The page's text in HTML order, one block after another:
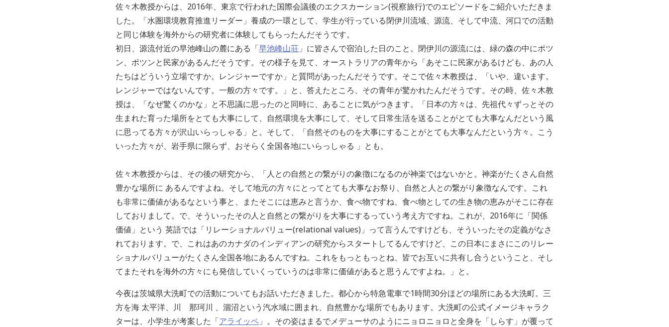
佐々木教授からは、2016年、東京で行われた国際会議後のエクスカーション(視察旅行)でのエピソードをご紹介いただきま
した。「水圏環境教育推進リーダー」養成の一環として、学生が行っている閉伊川流域、源流、そして中流、河口での活動
と同じ体験を海外からの研究者に体験してもらったんだそうです。
初日、源流付近の早池峰山の麓にある「早池峰山荘 」に皆さんで宿泊した日のこと。閉伊川の源流には、緑の森の中にポツ
ン、ポツンと民家があるんだそうです。その様子を見て、オーストラリアの青年から「あそこに民家があるけども、あの人
たちはどういう立場ですか。レンジャーですか」と質問があったんだそうです。そこで佐々木教授は、「いや、違います。
レンジャーではないんです。一般の方々です。」と、答えたところ、その青年が驚かれたんだそうです。その時、佐々木教
授は、「なぜ驚くのかな」と不思議に思ったのと同時に、あることに気がつきます。「日本の方々は、先祖代々ずっとその
生まれた育った場所をとても大事にして、自然環境を大事にして、そして日常生活を送ることがとても大事なんだという風
に思ってる方々が沢山いらっしゃる」と。そして、「自然そのものを大事にすることがとても大事なんだという方々。こう
いった方々が、岩手県に限らず、おそらく全国各地にいらっしゃる 」とも。
佐々木教授からは、その後の研究から、「人との自然との繋がりの象徴になるのが神楽ではないかと。神楽がたくさん自然
豊かな場所に あるんですよね。そして地元の方々にとってとても大事なお祭り、自然と人との繋がり象徴なんです。これ
も非常に価値があるなという事と、またそこには恵みと言うか、食べ物ですね、食べ物としての生き物の恵みがそこに存在
しておりまして。で、そういったその人と自然との繋がりを大事にするっていう考え方ですね。これが、2016年に「関係
価値」という 英語では「リレーショナルバリュー(relational values)」って言うんですけども、そういったその定義がなさ
れております。で、これはあのカナダのインディアンの研究からスタートしてるんですけど、この日本にまさにこのリレー
ショナルバリューがたくさん全国各地にあるんですね。これをもっともっとね、皆でお互いに共有し合うということ、そし
てまたそれを海外の方々にも発信していくっていうのは非常に価値があると思うんですよね。」と。
今夜は茨城県大洗町での活動についてもお話いただきました。都心から特急電車で1時間30分ほどの場所にある大洗町。三
方を海 太平洋、川 那珂川 、涸沼という汽水域に囲まれ、自然豊かな場所でもあります。大洗町の公式イメージキャラク
ターは、小学生が考案した「アライッペ 」。その姿はまるでメデューサのようにニョロニョロと全身を「しらす」が覆って